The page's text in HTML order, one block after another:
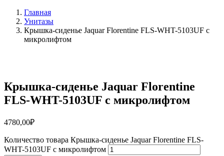
Главная
Унитазы
Крышка-сиденье Jaquar Florentine FLS-WHT-5103UF с
микролифтом
Крышка-сиденье Jaquar Florentine
FLS-WHT-5103UF с микролифтом
4780,00₽
Количество товара Крышка-сиденье Jaquar Florentine FLS-
WHT-5103UF с микролифтом